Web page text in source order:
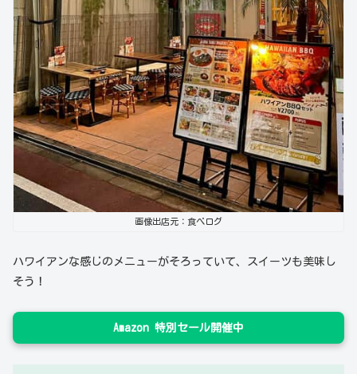
画像出店元：食べログ
ハワイアンな感じのメニューがそろっていて、スイーツも美味し
そう！
Amazon 特別セール開催中